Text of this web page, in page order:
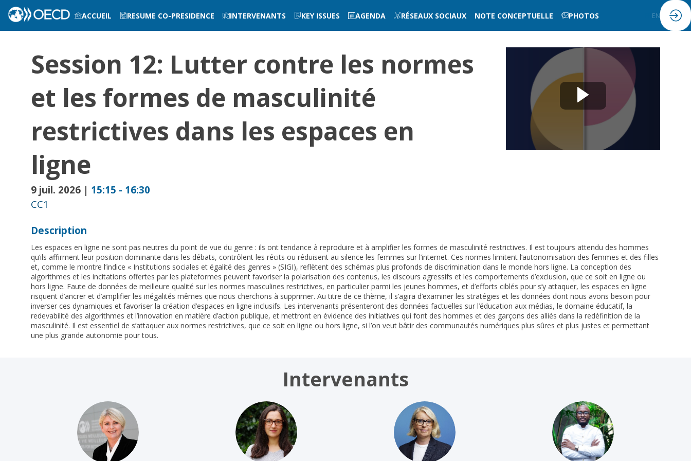
ACCUEIL RESUME CO-PRESIDENCE INTERVENANTS KEY ISSUES AGENDA RÉSEAUX SOCIAUX NOTE CONCEPTUELLE PHOTOS EN
Session 12: Lutter contre les normes
et les formes de masculinité
restrictives dans les espaces en
ligne
9 juil. 2026 | 15:15 - 16:30
CC1
Description
Les espaces en ligne ne sont pas neutres du point de vue du genre : ils ont tendance à reproduire et à amplifier les formes de masculinité restrictives. Il est toujours attendu des hommes
qu’ils affirment leur position dominante dans les débats, contrôlent les récits ou réduisent au silence les femmes sur l’internet. Ces normes limitent l’autonomisation des femmes et des filles
et, comme le montre l’indice « Institutions sociales et égalité des genres » (SIGI), reflètent des schémas plus profonds de discrimination dans le monde hors ligne. La conception des
algorithmes et les incitations offertes par les plateformes peuvent favoriser la polarisation des contenus, les discours agressifs et les comportements d’exclusion, que ce soit en ligne ou
hors ligne. Faute de données de meilleure qualité sur les normes masculines restrictives, en particulier parmi les jeunes hommes, et d’efforts ciblés pour s’y attaquer, les espaces en ligne
risquent d’ancrer et d’amplifier les inégalités mêmes que nous cherchons à supprimer. Au titre de ce thème, il s’agira d’examiner les stratégies et les données dont nous avons besoin pour
inverser ces dynamiques et favoriser la création d’espaces en ligne inclusifs. Les intervenants présenteront des données factuelles sur l’éducation aux médias, le domaine éducatif, la
redevabilité des algorithmes et l’innovation en matière d’action publique, et mettront en évidence des initiatives qui font des hommes et des garçons des alliés dans la redéfinition de la
masculinité. Il est essentiel de s’attaquer aux normes restrictives, que ce soit en ligne ou hors ligne, si l’on veut bâtir des communautés numériques plus sûres et plus justes et permettant
une plus grande autonomie pour tous.
Intervenants
REÁ PGN KJ SJ